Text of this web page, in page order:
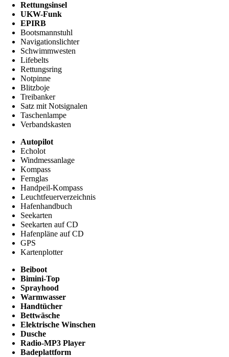
Rettungsinsel
UKW-Funk
EPIRB
Bootsmannstuhl
Navigationslichter
Schwimmwesten
Lifebelts
Rettungsring
Notpinne
Blitzboje
Treibanker
Satz mit Notsignalen
Taschenlampe
Verbandskasten
Autopilot
Echolot
Windmessanlage
Kompass
Fernglas
Handpeil-Kompass
Leuchtfeuerverzeichnis
Hafenhandbuch
Seekarten
Seekarten auf CD
Hafenpläne auf CD
GPS
Kartenplotter
Beiboot
Bimini-Top
Sprayhood
Warmwasser
Handtücher
Bettwäsche
Elektrische Winschen
Dusche
Radio-MP3 Player
Badeplattform